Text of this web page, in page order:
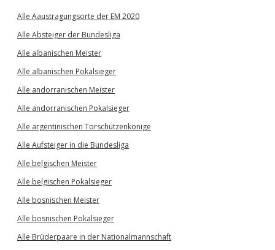
Alle Aaustragungsorte der EM 2020
Alle Absteiger der Bundesliga
Alle albanischen Meister
Alle albanischen Pokalsieger
Alle andorranischen Meister
Alle andorranischen Pokalsieger
Alle argentinischen Torschützenkönige
Alle Aufsteiger in die Bundesliga
Alle belgischen Meister
Alle belgischen Pokalsieger
Alle bosnischen Meister
Alle bosnischen Pokalsieger
Alle Brüderpaare in der Nationalmannschaft